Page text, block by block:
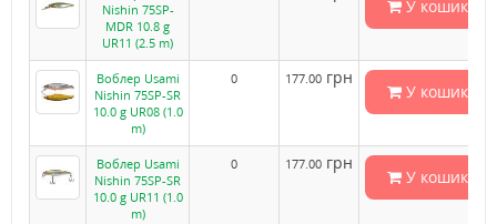
Nishin 75SP-
MDR 10.8 g
UR11 (2.5 m)
У кошик
Воблер Usami
Nishin 75SP-SR
10.0 g UR08 (1.0
m)
0 177.00 грн
У кошик
Воблер Usami
Nishin 75SP-SR
10.0 g UR11 (1.0
m)
0 177.00 грн
У кошик